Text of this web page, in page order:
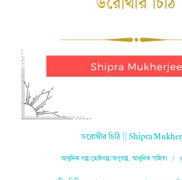
ডরোথীর চিঠি || Shipra
আধুনিক গল্প/ছোটগল্প/অণুগল্প,আধুনিক সাহিত্য